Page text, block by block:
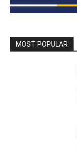
MOST POPULAR